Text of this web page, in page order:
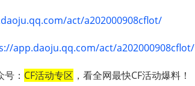
act/a202000908cflot/
app.daoju.qq.com/act/a202000908cflot/
： CF活动专区 ，看全网最快CF活动爆料！